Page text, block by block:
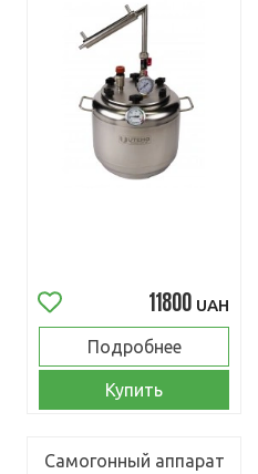
11800 UAH
Подробнее
Купить
Самогонный аппарат